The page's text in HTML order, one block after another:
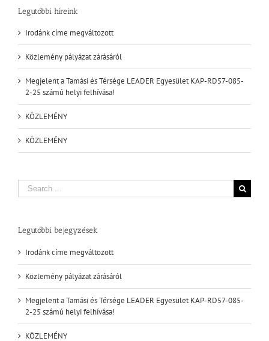
Legutóbbi híreink
Irodánk címe megváltozott
Közlemény pályázat zárásáról
Megjelent a Tamási és Térsége LEADER Egyesület KAP-RD57-085-
2-25 számú helyi felhívása!
KÖZLEMÉNY
KÖZLEMÉNY
Search
for:
Legutóbbi bejegyzések
Irodánk címe megváltozott
Közlemény pályázat zárásáról
Megjelent a Tamási és Térsége LEADER Egyesület KAP-RD57-085-
2-25 számú helyi felhívása!
KÖZLEMÉNY